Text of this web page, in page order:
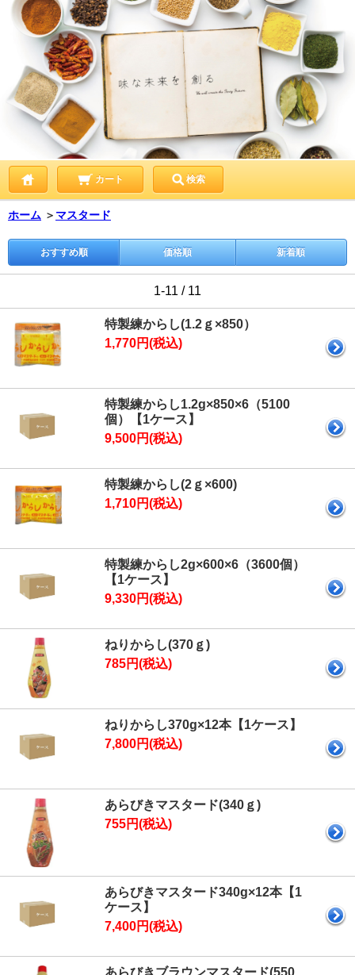
カート 検索
ホーム ＞ マスタード
おすすめ順 価格順 新着順
1-11 / 11
特製練からし(1.2ｇ×850）
1,770円(税込)
特製練からし1.2g×850×6（5100
個）【1ケース】
9,500円(税込)
特製練からし(2ｇ×600)
1,710円(税込)
特製練からし2g×600×6（3600個）
【1ケース】
9,330円(税込)
ねりからし(370ｇ)
785円(税込)
ねりからし370g×12本【1ケース】
7,800円(税込)
あらびきマスタード(340ｇ)
755円(税込)
あらびきマスタード340g×12本【1
ケース】
7,400円(税込)
あらびきブラウンマスタード(550